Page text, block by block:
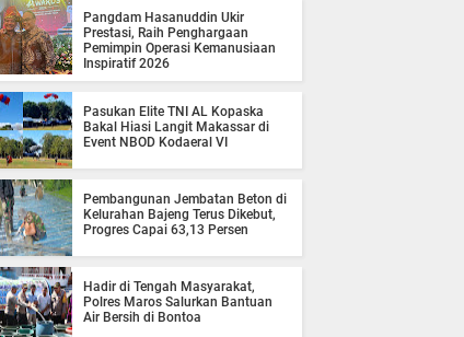
Pangdam Hasanuddin Ukir
Prestasi, Raih Penghargaan
Pemimpin Operasi Kemanusiaan
Inspiratif 2026
Pasukan Elite TNI AL Kopaska
Bakal Hiasi Langit Makassar di
Event NBOD Kodaeral VI
Pembangunan Jembatan Beton di
Kelurahan Bajeng Terus Dikebut,
Progres Capai 63,13 Persen
Hadir di Tengah Masyarakat,
Polres Maros Salurkan Bantuan
Air Bersih di Bontoa